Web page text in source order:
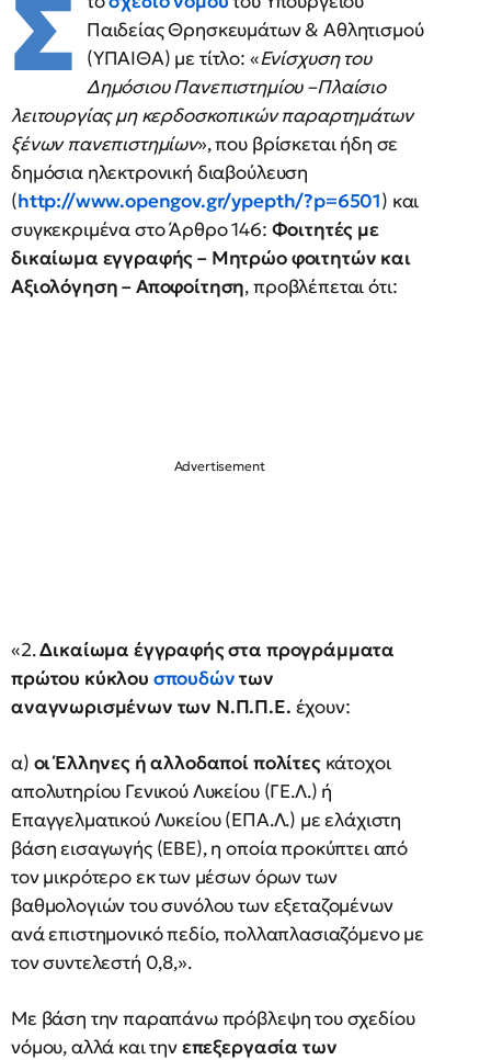
Σ
Παιδείας Θρησκευμάτων & Αθλητισμού
(ΥΠΑΙΘΑ) με τίτλο: «Ενίσχυση του
Δημόσιου Πανεπιστημίου –Πλαίσιο
λειτουργίας μη κερδοσκοπικών παραρτημάτων
ξένων πανεπιστημίων», που βρίσκεται ήδη σε
δημόσια ηλεκτρονική διαβούλευση
(http://www.opengov.gr/ypepth/?p=6501) και
συγκεκριμένα στο Άρθρο 146: Φοιτητές με
δικαίωμα εγγραφής – Μητρώο φοιτητών και
Αξιολόγηση – Αποφοίτηση, προβλέπεται ότι:
«2.Δικαίωμα έγγραφής στα προγράμματα
πρώτου κύκλου σπουδώντων
αναγνωρισμένων των Ν.Π.Π.Ε. έχουν:
α) οι Έλληνες ή αλλοδαποί πολίτεςκάτοχοι
απολυτηρίου Γενικού Λυκείου (ΓΕ.Λ.) ή
Επαγγελματικού Λυκείου (ΕΠΑ.Λ.) με ελάχιστη
βάση εισαγωγής (ΕΒΕ), η οποία προκύπτει από
τον μικρότερο εκ των μέσων όρων των
βαθμολογιών του συνόλου των εξεταζομένων
ανά επιστημονικό πεδίο, πολλαπλασιαζόμενο με
τον συντελεστή 0,8,».
Με βάση την παραπάνω πρόβλεψη του σχεδίου
νόμου, αλλά και τηνεπεξεργασία των